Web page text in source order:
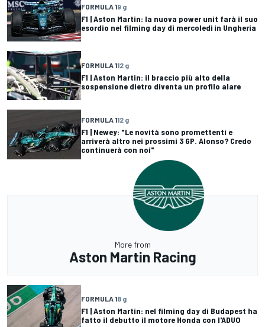
FORMULA 19 g
F1 | Aston Martin: la nuova power unit farà il suo
esordio nel filming day di mercoledì in Ungheria
FORMULA 112 g
F1 | Aston Martin: il braccio più alto della
sospensione dietro diventa un profilo alare
FORMULA 112 g
F1 | Newey: "Le novità sono promettenti e
arriverà altro nei prossimi 3 GP. Alonso? Credo
continuerà con noi"
More from
Aston Martin Racing
FORMULA 18 g
F1 | Aston Martin: nel filming day di Budapest ha
fatto il debutto il motore Honda con l'ADUO